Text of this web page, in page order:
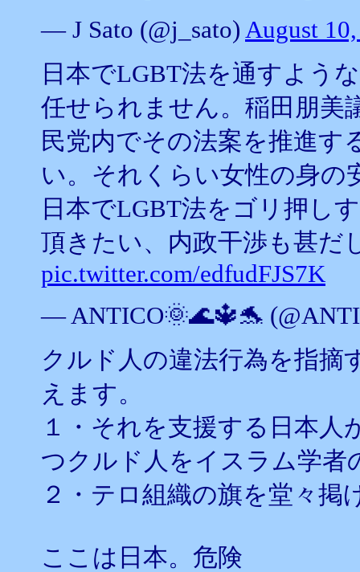
— J Sato (@j_sato) August
日本でLGBT法を通すよう
任せられません。稲田朋美
民党内でその法案を推進す
い。それくらい女性の身の
日本でLGBT法をゴリ押し
頂きたい、内政干渉も甚だ
pic.twitter.com/edfudFJS7K
— ANTICO🌞🌊🔱🐬
クルド人の違法行為を指摘
えます。
１・それを支援する日本人
つクルド人をイスラム学者
２・テロ組織の旗を堂々掲
ここは日本。危険